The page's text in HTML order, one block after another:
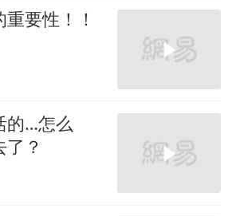
要性！！
的…怎么
？